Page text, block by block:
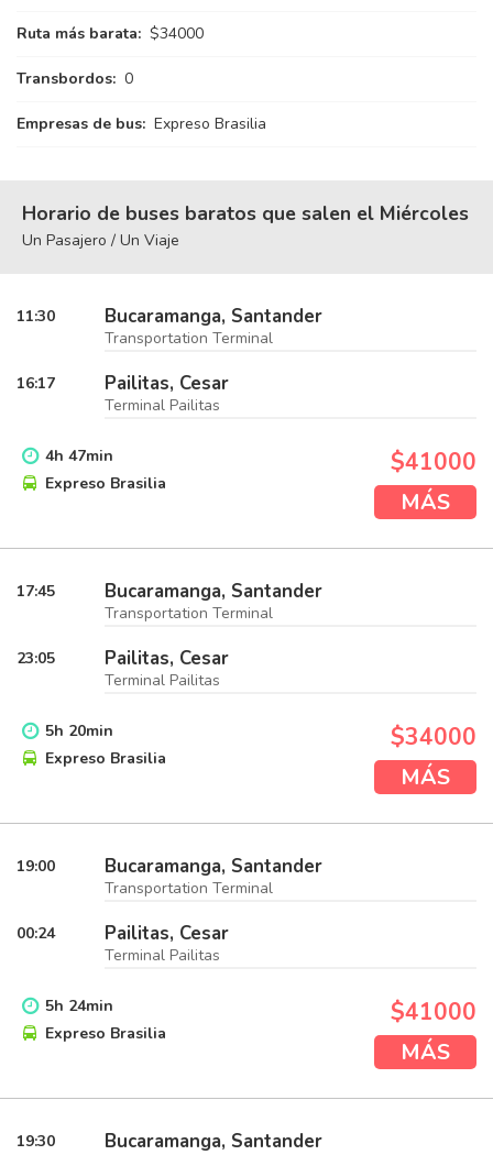
Ruta más barata: $34000
Transbordos: 0
Empresas de bus: Expreso Brasilia
Horario de buses baratos que salen el Miércoles
Un Pasajero / Un Viaje
11:30 Bucaramanga, Santander
Transportation Terminal
16:17 Pailitas, Cesar
Terminal Pailitas
4h 47min
Expreso Brasilia
$41000
MÁS
17:45 Bucaramanga, Santander
Transportation Terminal
23:05 Pailitas, Cesar
Terminal Pailitas
5h 20min
Expreso Brasilia
$34000
MÁS
19:00 Bucaramanga, Santander
Transportation Terminal
00:24 Pailitas, Cesar
Terminal Pailitas
5h 24min
Expreso Brasilia
$41000
MÁS
19:30 Bucaramanga, Santander